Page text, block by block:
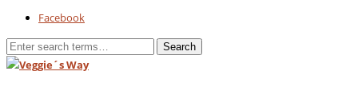
Facebook